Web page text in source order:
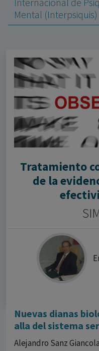
siendo
facultados prescribir
Mental (Interpsiquis)
Tratamiento
de la
Nuevas dianas
alla del sistema
Alejandro Sanz Giancola